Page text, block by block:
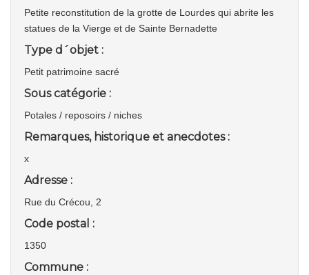
Petite reconstitution de la grotte de Lourdes qui abrite les
statues de la Vierge et de Sainte Bernadette
Type d´objet :
Petit patrimoine sacré
Sous catégorie :
Potales / reposoirs / niches
Remarques, historique et anecdotes :
x
Adresse :
Rue du Crécou, 2
Code postal :
1350
Commune :